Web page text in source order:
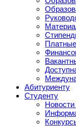
Абитуриенту
Студенту